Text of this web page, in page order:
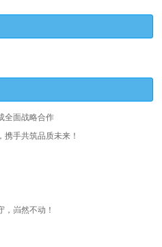
全面战略合作
手共筑品质未来！
岿然不动！